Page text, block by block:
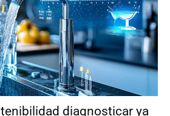
diagnosticar ya